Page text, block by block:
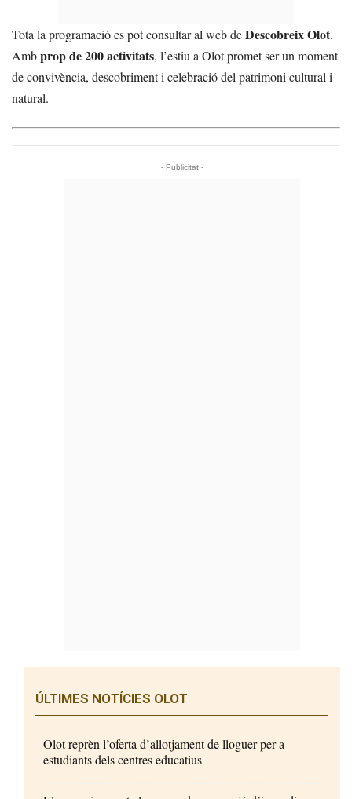
Tota la programació es pot consultar al web deDescobreix Olot.
Ambprop de 200 activitats, l’estiu a Olot promet ser un moment
de convivència, descobriment i celebració del patrimoni cultural i
natural.
- Publicitat -
ÚLTIMES NOTÍCIES OLOT
Olot reprèn l’oferta d’allotjament de lloguer per a
estudiants dels centres educatius